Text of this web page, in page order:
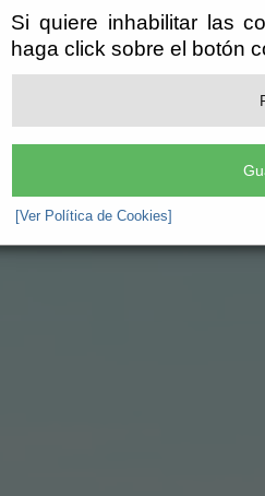
Si quiere inhabilitar las
haga click sobre el botón
[Ver Política de Cookies]